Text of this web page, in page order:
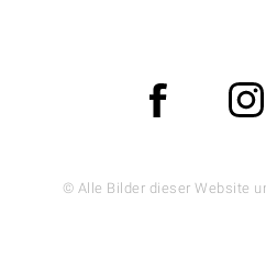
© Alle Bilder dieser Website